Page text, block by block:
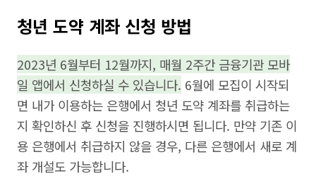
청년 도약 계좌 신청 방법
2023년 6월부터 12월까지, 매월 2주간 금융기관 모바
일 앱에서 신청하실 수 있습니다. 6월에 모집이 시작되
면 내가 이용하는 은행에서 청년 도약 계좌를 취급하는
지 확인하신 후 신청을 진행하시면 됩니다. 만약 기존 이
용 은행에서 취급하지 않을 경우, 다른 은행에서 새로 계
좌 개설도 가능합니다.